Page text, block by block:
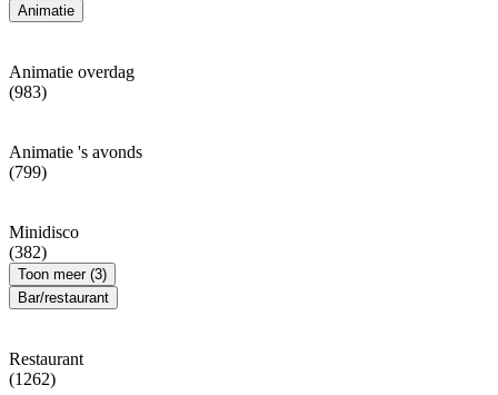
Animatie
Animatie overdag
(983)
Animatie 's avonds
(799)
Minidisco
(382)
Toon meer (3)
Bar/restaurant
Restaurant
(1262)